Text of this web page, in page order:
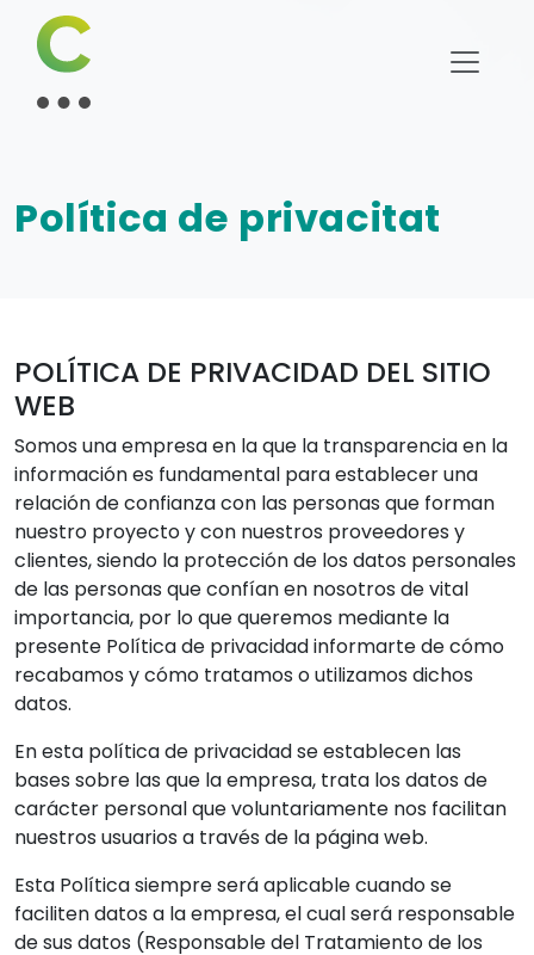
Política de privacitat
POLÍTICA DE PRIVACIDAD DEL SITIO
WEB
Somos una empresa en la que la transparencia en la
información es fundamental para establecer una
relación de confianza con las personas que forman
nuestro proyecto y con nuestros proveedores y
clientes, siendo la protección de los datos personales
de las personas que confían en nosotros de vital
importancia, por lo que queremos mediante la
presente Política de privacidad informarte de cómo
recabamos y cómo tratamos o utilizamos dichos
datos.
En esta política de privacidad se establecen las
bases sobre las que la empresa, trata los datos de
carácter personal que voluntariamente nos facilitan
nuestros usuarios a través de la página web.
Esta Política siempre será aplicable cuando se
faciliten datos a la empresa, el cual será responsable
de sus datos (Responsable del Tratamiento de los